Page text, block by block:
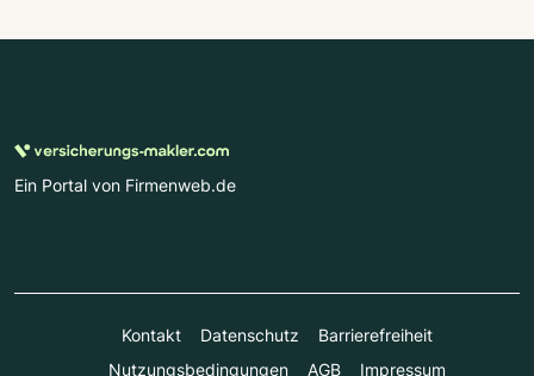
Ein Portal von Firmenweb.de
Kontakt Datenschutz
Barrierefreiheit
Nutzungsbedingungen
AGB Impressum